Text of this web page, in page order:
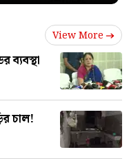
View More
ব্যবস্থা
চাল!